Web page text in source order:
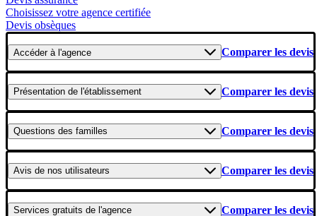
Choisissez votre agence certifiée
Devis obsèques
Accéderà l'agence Comparer les devis
Présentation de l'établissement Comparer les devis
Questions des familles Comparer les devis
Avis de nos utilisateurs Comparer les devis
Services gratuits de l'agence Comparer les devis